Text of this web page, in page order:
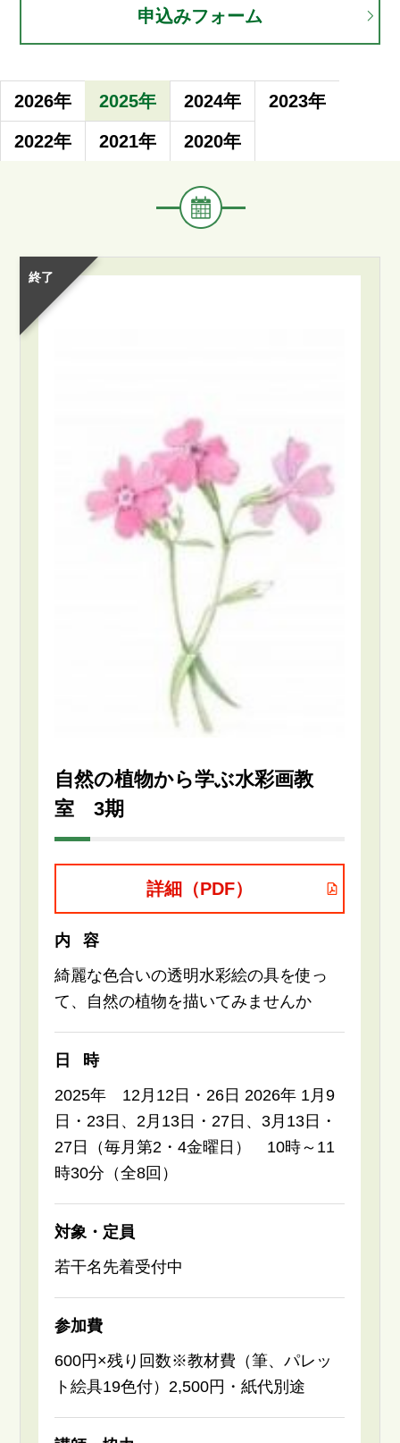
申込みフォーム
2026年 2025年 2024年 2023年
2022年 2021年 2020年
イ
ベ
ン
ト・
講
終了
自然の植物から学ぶ水彩画教
室 3期
詳細（PDF）
内容
綺麗な色合いの透明水彩絵の具を使っ
て、自然の植物を描いてみませんか
日時
2025年 12月12日・26日 2026年 1月9
日・23日、2月13日・27日、3月13日・
27日（毎月第2・4金曜日） 10時～11
時30分（全8回）
対象・定員
若干名先着受付中
参加費
600円×残り回数※教材費（筆、パレッ
ト絵具19色付）2,500円・紙代別途